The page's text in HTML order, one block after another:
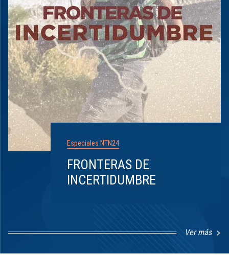
Especiales NTN24
FRONTERAS DE
INCERTIDUMBRE
Ver más
1